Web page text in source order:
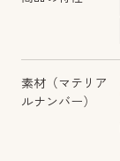
素材（マテリア
ルナンバー）